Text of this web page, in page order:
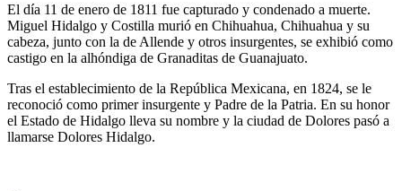
El día 11 de enero de 1811 fue capturado y condenado a muerte.
Miguel Hidalgo y Costilla murió en Chihuahua, Chihuahua y su
cabeza, junto con la de Allende y otros insurgentes, se exhibió como
castigo en la alhóndiga de Granaditas de Guanajuato.
Tras el establecimiento de la República Mexicana, en 1824, se le
reconoció como primer insurgente y Padre de la Patria. En su honor
el Estado de Hidalgo lleva su nombre y la ciudad de Dolores pasó a
llamarse Dolores Hidalgo.